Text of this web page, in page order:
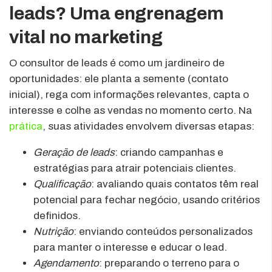
leads? Uma engrenagem
vital no marketing
O consultor de leads é como um jardineiro de
oportunidades: ele planta a semente (contato
inicial), rega com informações relevantes, capta o
interesse e colhe as vendas no momento certo. Na
prática, suas atividades envolvem diversas etapas:
Geração de leads: criando campanhas e
estratégias para atrair potenciais clientes.
Qualificação: avaliando quais contatos têm real
potencial para fechar negócio, usando critérios
definidos.
Nutrição: enviando conteúdos personalizados
para manter o interesse e educar o lead.
Agendamento: preparando o terreno para o